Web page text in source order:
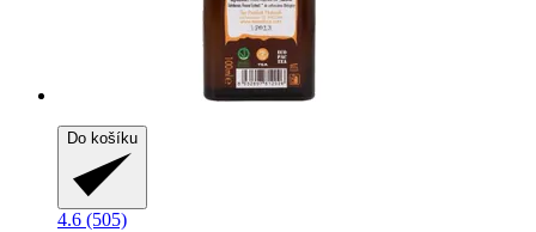
Do košíku
4.6 (505)